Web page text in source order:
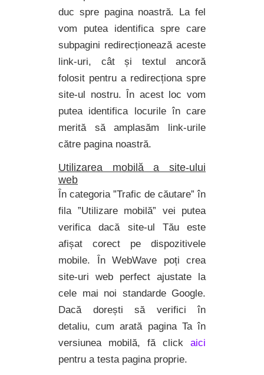
duc spre pagina noastră. La fel
vom putea identifica spre care
subpagini redirecționează aceste
link-uri, cât și textul ancoră
folosit pentru a redirecționa spre
site-ul nostru. În acest loc vom
putea identifica locurile în care
merită să amplasăm link-urile
către pagina noastră.
Utilizarea mobilă a site-ului
web
În categoria ”Trafic de căutare” în
fila ”Utilizare mobilă” vei putea
verifica dacă site-ul Tău este
afișat corect pe dispozitivele
mobile. În WebWave poți crea
site-uri web perfect ajustate la
cele mai noi standarde Google.
Dacă dorești să verifici în
detaliu, cum arată pagina Ta în
versiunea mobilă, fă click aici
pentru a testa pagina proprie.